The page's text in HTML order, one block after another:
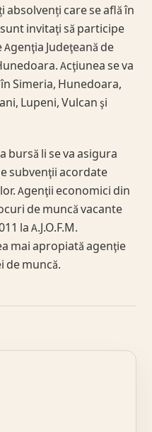
care se află în
invitaţi să participe
Judeţeană de
Acţiunea se va
Simeria, Hunedoara,
Lupeni, Vulcan şi
bursă li se va asigura
subvenţii acordate
Agenţii economici din
de muncă vacante
la A.J.O.F.M.
mai apropiată agenţie
de muncă.